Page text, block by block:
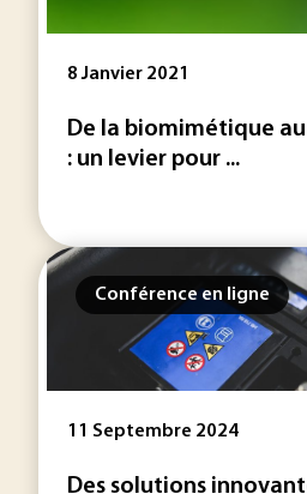
8 Janvier 2021
De la biomimétique
: un levier pour ...
Conférence en ligne
11 Septembre 2024
Des solutions